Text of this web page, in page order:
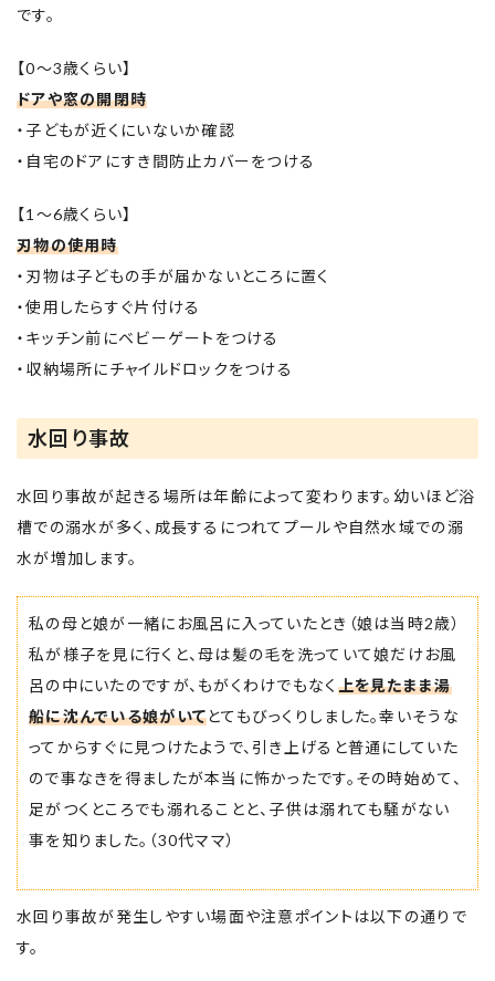
です。
【0～3歳くらい】
ドアや窓の開閉時
・子どもが近くにいないか確認
・自宅のドアにすき間防止カバーをつける
【1～6歳くらい】
刃物の使用時
・刃物は子どもの手が届かないところに置く
・使用したらすぐ片付ける
・キッチン前にベビーゲートをつける
・収納場所にチャイルドロックをつける
水回り事故
水回り事故が起きる場所は年齢によって変わります。幼いほど浴
槽での溺水が多く、成長するにつれてプールや自然水域での溺
水が増加します。
私の母と娘が一緒にお風呂に入っていたとき（娘は当時2歳）
私が様子を見に行くと、母は髪の毛を洗っていて娘だけお風
呂の中にいたのですが、もがくわけでもなく 上を見たまま湯
船に沈んでいる娘がいてとてもびっくりしました。幸いそうな
ってからすぐに見つけたようで、引き上げると普通にしていた
ので事なきを得ましたが本当に怖かったです。その時始めて、
足がつくところでも溺れることと、子供は溺れても騒がない
事を知りました。（30代ママ）
水回り事故が発生しやすい場面や注意ポイントは以下の通りで
す。